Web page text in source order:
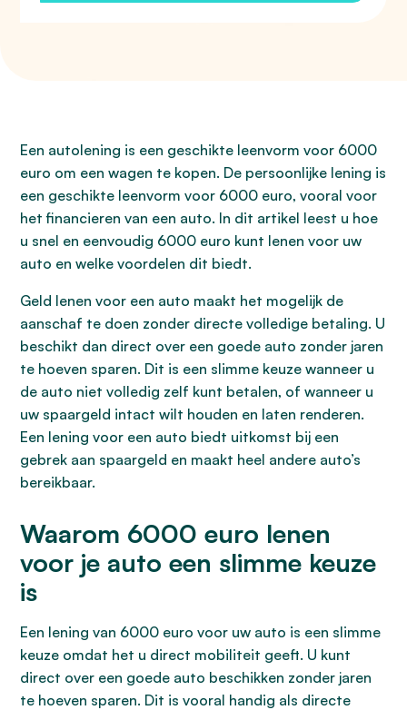
Een autolening is een geschikte leenvorm voor 6000
euro om een wagen te kopen. De persoonlijke lening is
een geschikte leenvorm voor 6000 euro, vooral voor
het financieren van een auto. In dit artikel leest u hoe
u snel en eenvoudig 6000 euro kunt lenen voor uw
auto en welke voordelen dit biedt.
Geld lenen voor een auto maakt het mogelijk de
aanschaf te doen zonder directe volledige betaling. U
beschikt dan direct over een goede auto zonder jaren
te hoeven sparen. Dit is een slimme keuze wanneer u
de auto niet volledig zelf kunt betalen, of wanneer u
uw spaargeld intact wilt houden en laten renderen.
Een lening voor een auto biedt uitkomst bij een
gebrek aan spaargeld en maakt heel andere auto’s
bereikbaar.
Waarom 6000 euro lenen
voor je auto een slimme keuze
is
Een lening van 6000 euro voor uw auto is een slimme
keuze omdat het u direct mobiliteit geeft. U kunt
direct over een goede auto beschikken zonder jaren
te hoeven sparen. Dit is vooral handig als directe